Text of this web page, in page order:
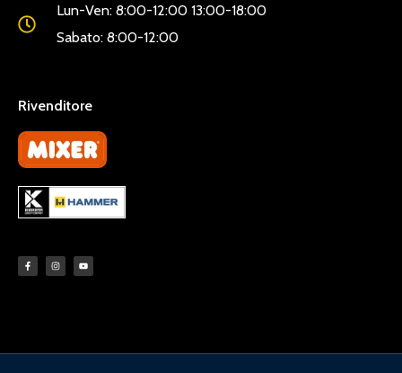
Lun-Ven: 8:00-12:00 13:00-18:00
Sabato: 8:00-12:00
Rivenditore